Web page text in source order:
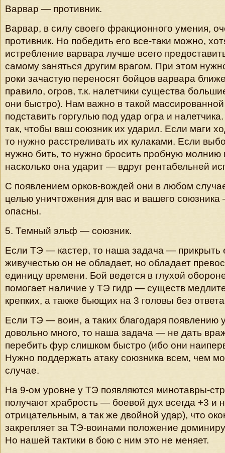
Варвар — противник.
Варвар, в силу своего фракционного умения,
противник. Но победить его все-таки можно,
истребление варвара лучше всего
самому заняться другим врагом. При этом
роки зачастую переносят бойцов варвара
правило, огров, т.к. налетчики существа
они быстро). Нам важно в такой массированной
подставить горгулью под удар огра и
так, чтобы ваш союзник их ударил. Если маги
то нужно расстреливать их кулаками. Если
нужно бить, то нужно бросить пробную молнию
насколько она ударит — вдруг рентабельней
С появлением орков-вождей они в любом
целью уничтожения для вас и вашего
опасны.
5. Темный эльф — союзник.
Если ТЭ — кастер, то наша задача — прикрыть
живучестью он не обладает, но обладает
единицу времени. Бой ведется в глухой
помогает наличие у ТЭ гидр — существ
крепких, а также бьющих на 3 головы без
Если ТЭ — воин, а таких благодаря появлению
довольно много, то наша задача — не дать
перебить фур слишком быстро (ибо они
Нужно поддержать атаку союзника всем, чем
случае.
На 9-ом уровне у ТЭ появляются минотавры-
получают храбрость — боевой дух всегда +3 и
отрицательным, а так же двойной удар), что
закрепляет за ТЭ-воинами положение
Но нашей тактики в бою с ним это не меняет.